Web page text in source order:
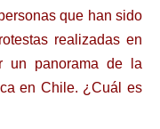
que han sido
realizadas en
un panorama de la
en Chile. ¿Cuál es